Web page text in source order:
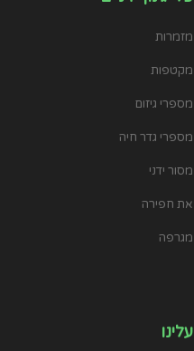
מזמרות
מקטפות
מספרי גיזום
מספרי גדר חיה
מסור ידני
את חפירה
מגרפה
עלינו